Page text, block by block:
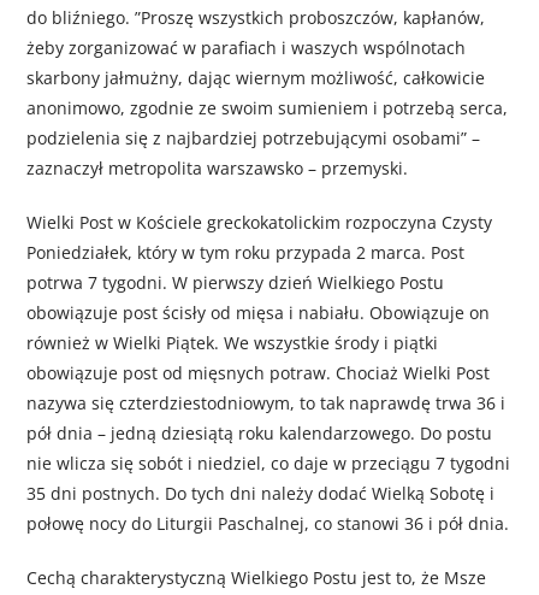
do bliźniego. ”Proszę wszystkich proboszczów, kapłanów,
żeby zorganizować w parafiach i waszych wspólnotach
skarbony jałmużny, dając wiernym możliwość, całkowicie
anonimowo, zgodnie ze swoim sumieniem i potrzebą serca,
podzielenia się z najbardziej potrzebującymi osobami” –
zaznaczył metropolita warszawsko – przemyski.
Wielki Post w Kościele greckokatolickim rozpoczyna Czysty
Poniedziałek, który w tym roku przypada 2 marca. Post
potrwa 7 tygodni. W pierwszy dzień Wielkiego Postu
obowiązuje post ścisły od mięsa i nabiału. Obowiązuje on
również w Wielki Piątek. We wszystkie środy i piątki
obowiązuje post od mięsnych potraw. Chociaż Wielki Post
nazywa się czterdziestodniowym, to tak naprawdę trwa 36 i
pół dnia – jedną dziesiątą roku kalendarzowego. Do postu
nie wlicza się sobót i niedziel, co daje w przeciągu 7 tygodni
35 dni postnych. Do tych dni należy dodać Wielką Sobotę i
połowę nocy do Liturgii Paschalnej, co stanowi 36 i pół dnia.
Cechą charakterystyczną Wielkiego Postu jest to, że Msze